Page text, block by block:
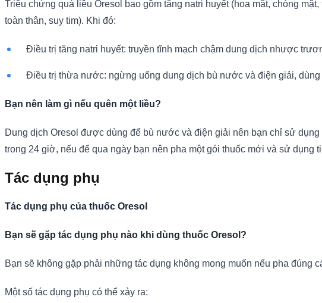
Triệu chứng quá liều Oresol bao gồm tăng natri huyết (hoa mắt, chóng
toàn thân, suy tim). Khi đó:
Điều trị tăng natri huyết: truyền tĩnh mạch chậm dung dịch nhược
Điều trị thừa nước: ngừng uống dung dịch bù nước và điện giải, dùng
Bạn nên làm gì nếu quên một liều?
Dung dịch Oresol được dùng để bù nước và điện giải nên bạn chỉ sử
trong 24 giờ, nếu để qua ngày bạn nên pha một gói thuốc mới và sử dụng
Tác dụng phụ
Tác dụng phụ của thuốc Oresol
Bạn sẽ gặp tác dụng phụ nào khi dùng thuốc Oresol?
Bạn sẽ không gặp phải những tác dụng không mong muốn nếu pha đúng
Một số tác dụng phụ có thể xảy ra: